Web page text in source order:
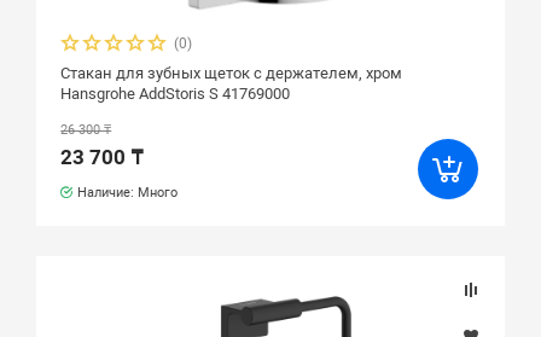
(0)
Стакан для зубных щеток с держателем, хром
Hansgrohe AddStoris S 41769000
26 300 ₸
23 700 ₸
Наличие: Много